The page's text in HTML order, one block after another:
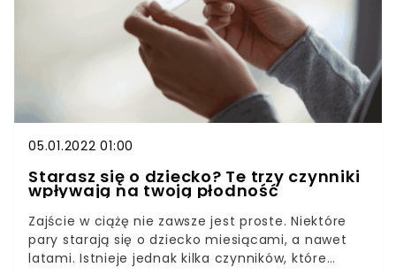
listę placówkę, do których może zgłaszać się
każda kobieta z Ukrainy. Ponadto zwróciła się do
pracowników opieki medycznej o wsparcie i
przyłączenie się do akcji.
05.01.2022 01:00
Starasz się o dziecko? Te trzy czynniki
wpływają na twoją płodność
Zajście w ciążę nie zawsze jest proste. Niektóre
pary starają się o dziecko miesiącami, a nawet
latami. Istnieje jednak kilka czynników, które